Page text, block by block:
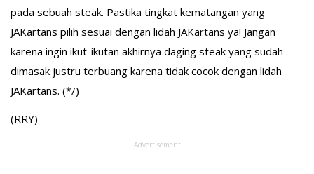
pada sebuah steak. Pastika tingkat kematangan yang
JAKartans pilih sesuai dengan lidah JAKartans ya! Jangan
karena ingin ikut-ikutan akhirnya daging steak yang sudah
dimasak justru terbuang karena tidak cocok dengan lidah
JAKartans. (*/)
(RRY)
Advertisement